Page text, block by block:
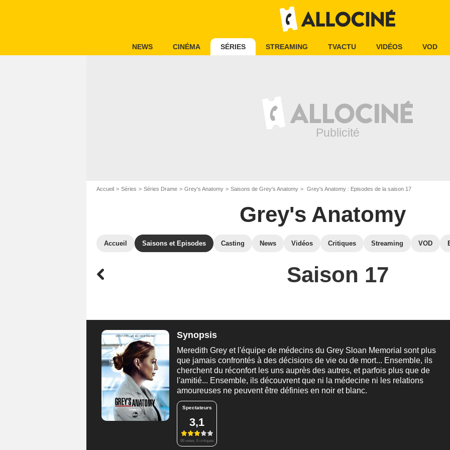
NEWS CINÉMA SÉRIES STREAMING TVACTU VIDÉOS VOD
Accueil Séries Séries Drame Grey's Anatomy Saisons de Grey's Anatomy Grey's Anatomy : Episodes de la saison 17
Grey's Anatomy
Accueil Saisons et Episodes Casting News Vidéos Critiques Streaming VOD
Saison 17
Synopsis
Meredith Grey et l'équipe de médecins du Grey Sloan Memorial sont plus
que jamais confrontés à des décisions de vie ou de mort... Ensemble, ils
cherchent du réconfort les uns auprès des autres, et parfois plus que de
l'amitié... Ensemble, ils découvrent que ni la médecine ni les relations
amoureuses ne peuvent être définies en noir et blanc.
Spectateurs
3,1
86 notes, 6 critiques